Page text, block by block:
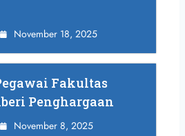
November 18, 2025
Fakultas
Penghargaan
November 8, 2025